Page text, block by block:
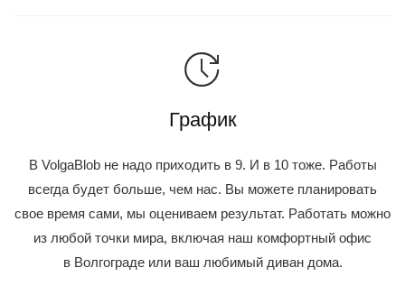
График
В VolgaBlob не надо приходить в 9. И в 10 тоже. Работы
всегда будет больше, чем нас. Вы можете планировать
свое время сами, мы оцениваем результат. Работать можно
из любой точки мира, включая наш комфортный офис
в Волгограде или ваш любимый диван дома.